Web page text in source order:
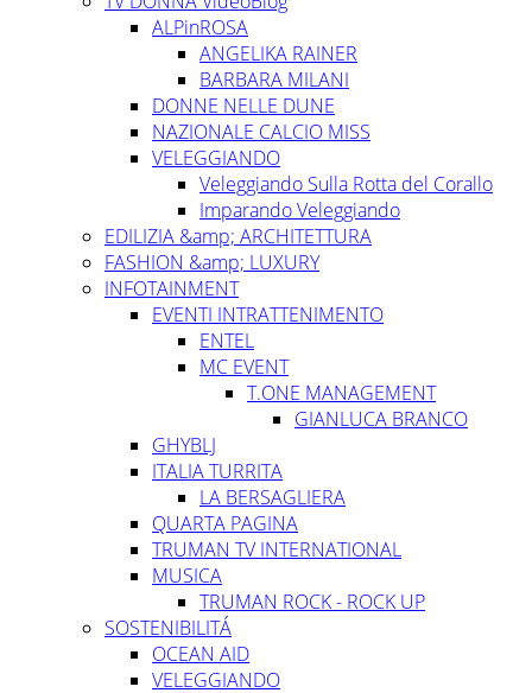
ALPinROSA
ANGELIKA RAINER
BARBARA MILANI
DONNE NELLE DUNE
NAZIONALE CALCIO MISS
VELEGGIANDO
Veleggiando Sulla Rotta del Corallo
Imparando Veleggiando
EDILIZIA &amp; ARCHITETTURA
FASHION &amp; LUXURY
INFOTAINMENT
EVENTI INTRATTENIMENTO
ENTEL
MC EVENT
T.ONE MANAGEMENT
GIANLUCA BRANCO
GHYBLJ
ITALIA TURRITA
LA BERSAGLIERA
QUARTA PAGINA
TRUMAN TV INTERNATIONAL
MUSICA
TRUMAN ROCK - ROCK UP
SOSTENIBILITÁ
OCEAN AID
VELEGGIANDO